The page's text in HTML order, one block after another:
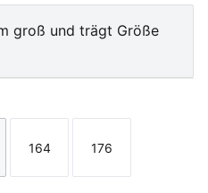
groß und trägt Größe
Größe
164
Größe
176